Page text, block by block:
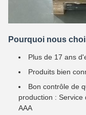
Pourquoi nous
Plus de 17 ans
Produits bien
Bon contrôle de
production :
AAA